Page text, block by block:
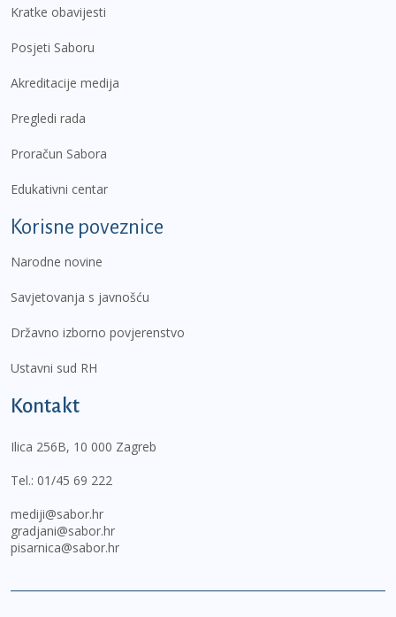
Kratke obavijesti
Posjeti Saboru
Akreditacije medija
Pregledi rada
Proračun Sabora
Edukativni centar
Korisne poveznice
Narodne novine
Savjetovanja s javnošću
Državno izborno povjerenstvo
Ustavni sud RH
Kontakt
Ilica 256B, 10 000 Zagreb
Tel.: 01/45 69 222
mediji@sabor.hr
gradjani@sabor.hr
pisarnica@sabor.hr